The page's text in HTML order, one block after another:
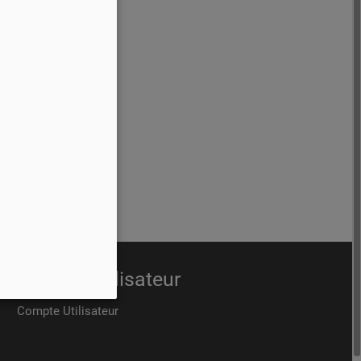
Compte utilisateur
Compte Utilisateur